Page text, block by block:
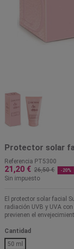
Protector solar
Referencia PT5300
21,20 € 26,50 € -20%
Sin impuesto
El protector solar facial
radiación UVB y UVA
previenen el
Cantidad
50 ml